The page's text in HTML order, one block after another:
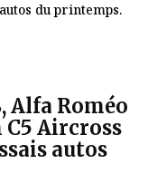
du printemps.
Alfa Roméo
Aircross
autos